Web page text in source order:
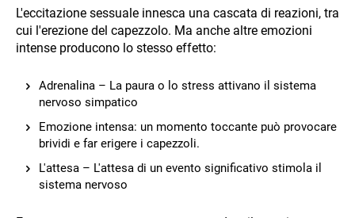
L'eccitazione sessuale innesca una cascata di reazioni, tra
cui l'erezione del capezzolo. Ma anche altre emozioni
intense producono lo stesso effetto:
Adrenalina – La paura o lo stress attivano il sistema
nervoso simpatico
Emozione intensa: un momento toccante può provocare
brividi e far erigere i capezzoli.
L'attesa – L'attesa di un evento significativo stimola il
sistema nervoso